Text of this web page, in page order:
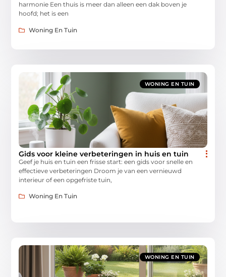
harmonie Een thuis is meer dan alleen een dak boven je
hoofd; het is een
Woning En Tuin
WONING EN TUIN
Gids voor kleine verbeteringen in huis en tuin
Geef je huis en tuin een frisse start: een gids voor snelle en
effectieve verbeteringen Droom je van een vernieuwd
interieur of een opgefriste tuin,
Woning En Tuin
WONING EN TUIN